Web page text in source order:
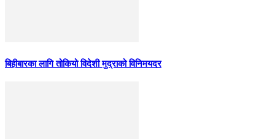
बिहीबारका लागि तोकियो विदेशी मुद्राको विनिमयदर